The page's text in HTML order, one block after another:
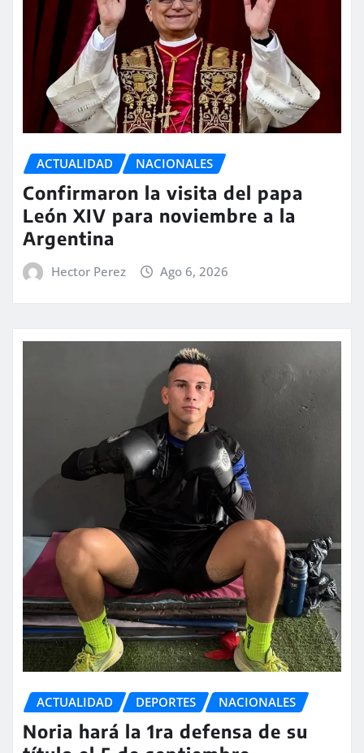
ACTUALIDAD NACIONALES
Confirmaron la visita del papa
León XIV para noviembre a la
Argentina
Hector Perez Ago 6, 2026
ACTUALIDAD DEPORTES NACIONALES
Noria hará la 1ra defensa de su